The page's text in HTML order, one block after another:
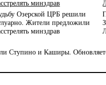
Озерской ЦРБ решили
Жители предложили
минздрав
Ступино и Каширы.